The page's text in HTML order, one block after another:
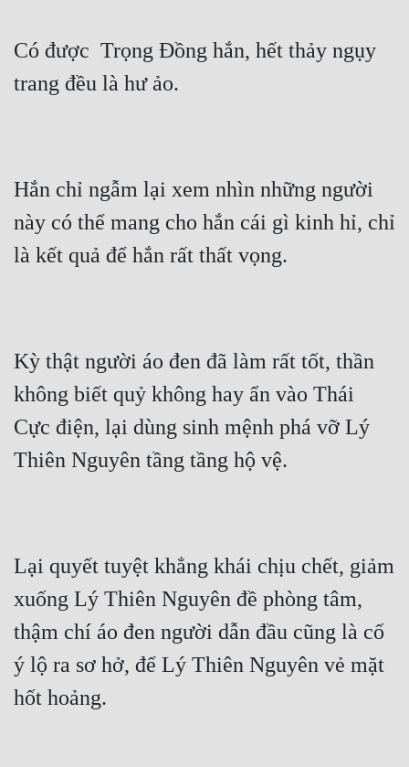
Có được  Trọng Đồng hắn, hết thảy ngụy
trang đều là hư ảo.
Hắn chỉ ngẫm lại xem nhìn những người
này có thể mang cho hắn cái gì kinh hỉ, chỉ
là kết quả để hắn rất thất vọng.
Kỳ thật người áo đen đã làm rất tốt, thần
không biết quỷ không hay ẩn vào Thái
Cực điện, lại dùng sinh mệnh phá vỡ Lý
Thiên Nguyên tầng tầng hộ vệ.
Lại quyết tuyệt khẳng khái chịu chết, giảm
xuống Lý Thiên Nguyên đề phòng tâm,
thậm chí áo đen người dẫn đầu cũng là cố
ý lộ ra sơ hở, để Lý Thiên Nguyên vẻ mặt
hốt hoảng.